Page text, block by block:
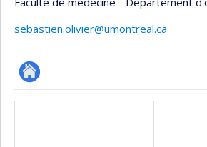
sebastien.olivier@umontreal.ca
ResearchGate
Médias